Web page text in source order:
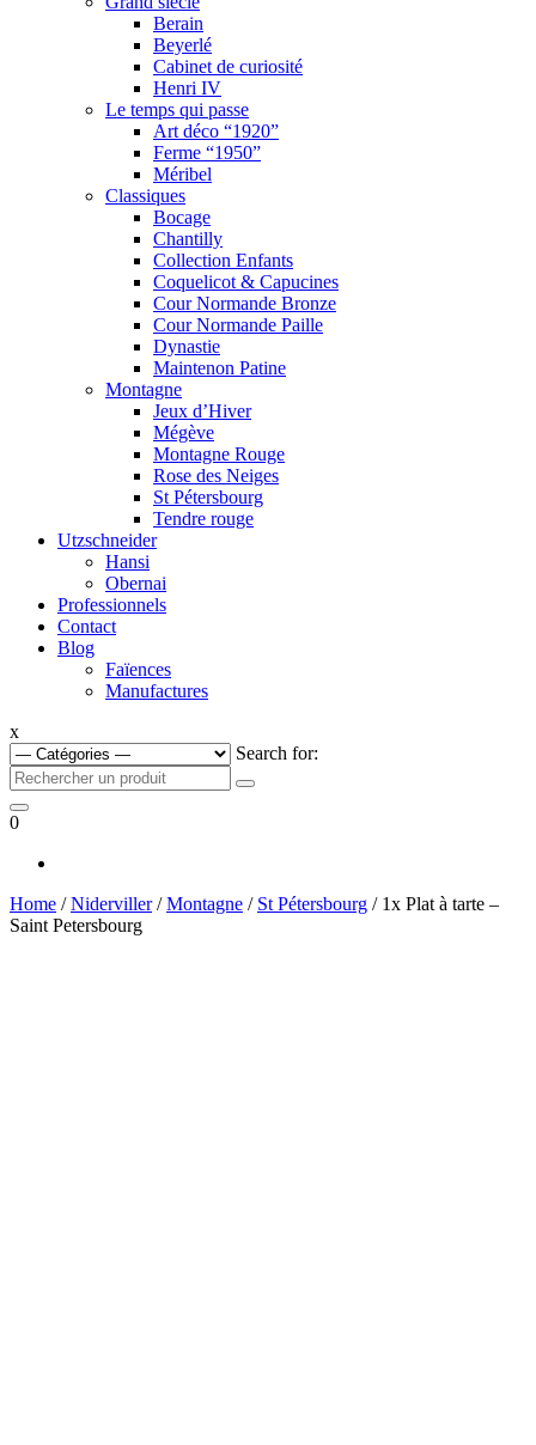
Berain
Beyerlé
Cabinet de curiosité
Henri IV
Le temps qui passe
Art déco “1920”
Ferme “1950”
Méribel
Classiques
Bocage
Chantilly
Collection Enfants
Coquelicot & Capucines
Cour Normande Bronze
Cour Normande Paille
Dynastie
Maintenon Patine
Montagne
Jeux d’Hiver
Mégève
Montagne Rouge
Rose des Neiges
St Pétersbourg
Tendre rouge
Utzschneider
Hansi
Obernai
Professionnels
Contact
Blog
Faïences
Manufactures
x
Search for:
0
Home /Niderviller/Montagne / St Pétersbourg / 1x Plat à tarte –
Saint Petersbourg